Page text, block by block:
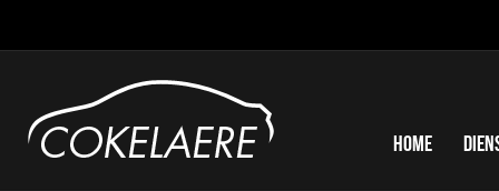
Home